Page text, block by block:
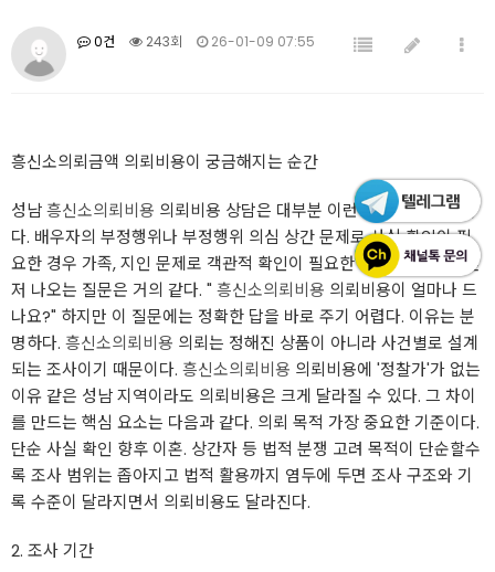
0건 243회 26-01-09 07:55
흥신소의뢰금액 의뢰비용이 궁금해지는 순간
성남흥신소의뢰비용 의뢰비용 상담은 대부분 이런 상황에서 시작된
다. 배우자의 부정행위나 부정행위 의심 상간 문제로 사실 확인이 필
요한 경우 가족, 지인 문제로 객관적 확인이 필요한 단계 이때 가장 먼
저 나오는 질문은 거의 같다. " 흥신소의뢰비용 의뢰비용이 얼마나 드
나요?" 하지만 이 질문에는 정확한 답을 바로 주기 어렵다. 이유는 분
명하다. 흥신소의뢰비용 의뢰는 정해진 상품이 아니라 사건별로 설계
되는 조사이기 때문이다. 흥신소의뢰비용 의뢰비용에 '정찰가'가 없는
이유 같은 성남 지역이라도 의뢰비용은 크게 달라질 수 있다. 그 차이
를 만드는 핵심 요소는 다음과 같다. 의뢰 목적 가장 중요한 기준이다.
단순 사실 확인 향후 이혼. 상간자 등 법적 분쟁 고려 목적이 단순할수
록 조사 범위는 좁아지고 법적 활용까지 염두에 두면 조사 구조와 기
록 수준이 달라지면서 의뢰비용도 달라진다.
2. 조사 기간